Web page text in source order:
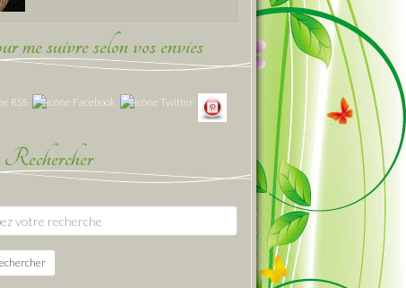
me suivre selon vos envies
Rechercher